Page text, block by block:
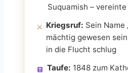
Suquamish –
Kriegsruf: Sein Name
mächtig gewesen
in die Flucht schlug
Taufe: 1848 zum